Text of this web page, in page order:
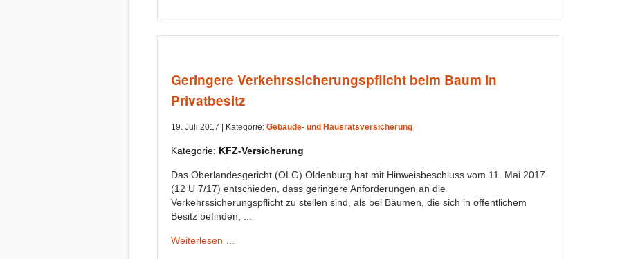
Geringere Verkehrssicherungspflicht beim Baum in
Privatbesitz
19. Juli 2017 | Kategorie: Gebäude- und Hausratsversicherung
Kategorie: KFZ-Versicherung
Das Oberlandesgericht (OLG) Oldenburg hat mit Hinweisbeschluss vom 11. Mai 2017
(12 U 7/17) entschieden, dass geringere Anforderungen an die
Verkehrssicherungspflicht zu stellen sind, als bei Bäumen, die sich in öffentlichem
Besitz befinden, ...
Weiterlesen …